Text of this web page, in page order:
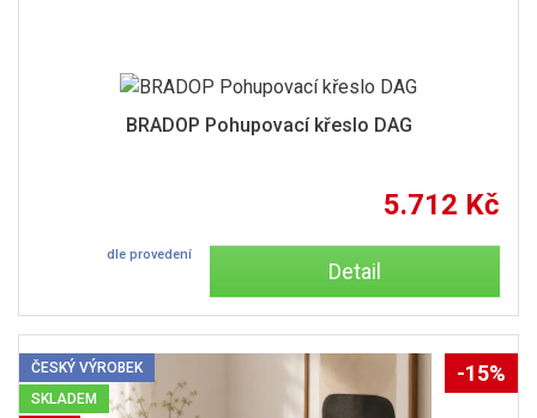
BRADOP Pohupovací křeslo DAG
5.712 Kč
dle provedení
Detail
ČESKÝ VÝROBEK
SKLADEM
-15%